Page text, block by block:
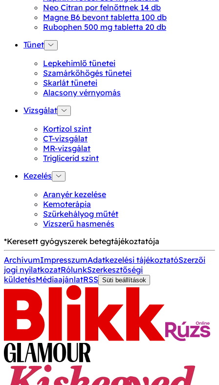
Neo Citran por felnőttnek 14 db
Magne B6 bevont tabletta 100 db
Rubophen 500 mg tabletta 20 db
Tünet
Lepkehimlő tünetei
Szamárköhögés tünetei
Skarlát tünetei
Alacsony vérnyomás
Vizsgálat
Kortizol szint
CT-vizsgálat
MR-vizsgálat
Triglicerid szint
Kezelés
Aranyér kezelése
Kemoterápia
Szürkehályog műtét
Vízszerű hasmenés
*Keresett gyógyszerek betegtájékoztatója
ArchívumImpresszumAdatkezelési tájékoztatóSzerzői
jogi nyilatkozatRólunkSzerkesztőségi
küldetésMédiaajánlatRSS Süti beállítások